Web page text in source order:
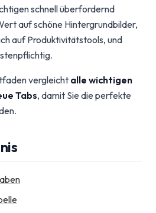
schnell überfordernd
auf schöne Hintergrundbilder,
auf Produktivitätstools, und
vergleicht alle wichtigen
Tabs, damit Sie die perfekte